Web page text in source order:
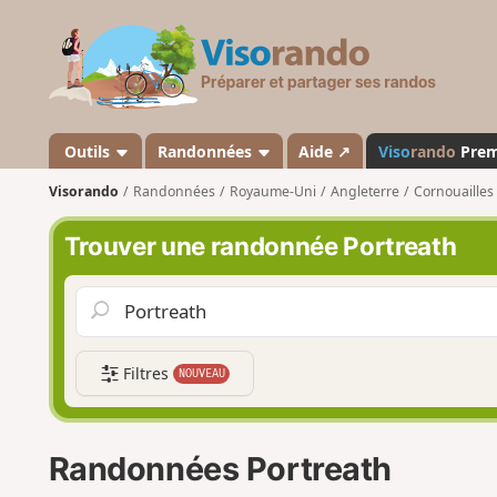
s
a
n
d
o
Outils Randonnées Aide ↗ Visorando
Visorando Randonnées Royaume-Uni Angleterre Cornouailles
Trouver une randonnée Portreath
Filtres NOUVEAU
Randonnées Portreath